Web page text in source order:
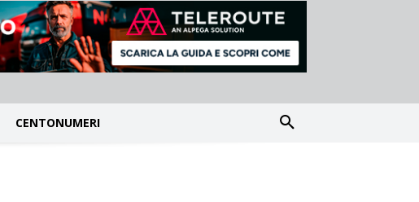
CENTONUMERI